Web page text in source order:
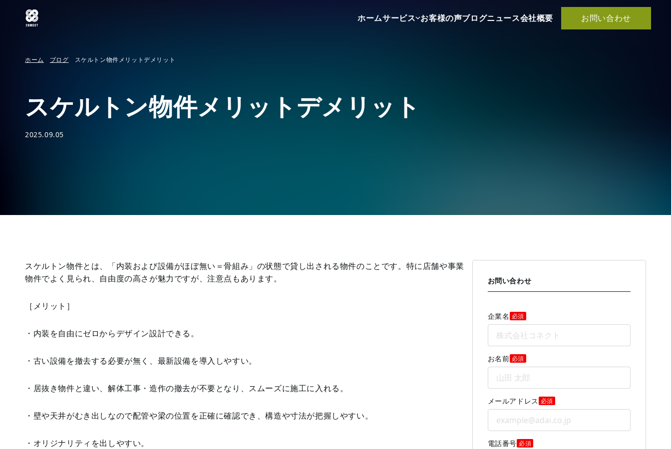
ホームサービス
不動産広告
お客様の声ブログニュース会社概要 お問い合わせ
ホーム ブログ スケルトン物件メリットデメリット
スケルトン物件メリットデメリット
2025.09.05
スケルトン物件とは、「内装および設備がほぼ無い＝骨組み」の状態で貸し出される物件のことです。特に店舗や事業
物件でよく見られ、自由度の高さが魅力ですが、注意点もあります。
［メリット］
・内装を自由にゼロからデザイン設計できる。
・古い設備を撤去する必要が無く、最新設備を導入しやすい。
・居抜き物件と違い、解体工事・造作の撤去が不要となり、スムーズに施工に入れる。
・壁や天井がむき出しなので配管や梁の位置を正確に確認でき、構造や寸法が把握しやすい。
・オリジナリティを出しやすい。
お問い合わせ
企業名 必須
お名前 必須
メールアドレス 必須
電話番号 必須